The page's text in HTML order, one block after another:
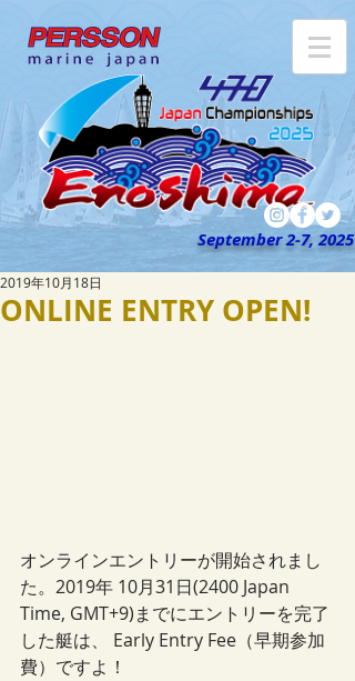
September 2-7, 2025
ONLINE ENTRY OPEN!
2019年10月18日
オンラインエントリーが開始されまし
た。2019年 10月31日(2400 Japan
Time, GMT+9)までにエントリーを完了
した艇は、 Early Entry Fee（早期参加
費）ですよ！